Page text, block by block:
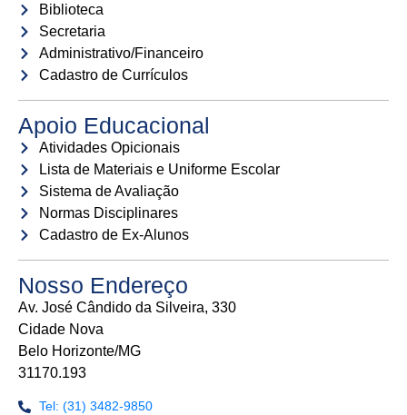
Biblioteca
Secretaria
Administrativo/Financeiro
Cadastro de Currículos
Apoio Educacional
Atividades Opicionais
Lista de Materiais e Uniforme Escolar
Sistema de Avaliação
Normas Disciplinares
Cadastro de Ex-Alunos
Nosso Endereço
Av. José Cândido da Silveira, 330
Cidade Nova
Belo Horizonte/MG
31170.193
Tel: (31) 3482-9850